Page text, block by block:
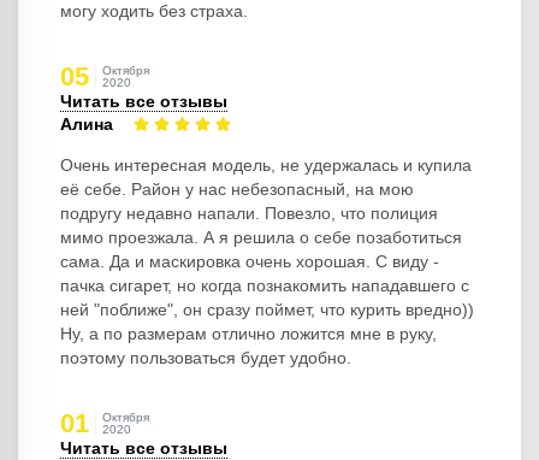
могу ходить без страха.
05
Октября
2020
Читать все отзывы
Алина
Очень интересная модель, не удержалась и купила
её себе. Район у нас небезопасный, на мою
подругу недавно напали. Повезло, что полиция
мимо проезжала. А я решила о себе позаботиться
сама. Да и маскировка очень хорошая. С виду -
пачка сигарет, но когда познакомить нападавшего с
ней "поближе", он сразу поймет, что курить вредно))
Ну, а по размерам отлично ложится мне в руку,
поэтому пользоваться будет удобно.
01
Октября
2020
Читать все отзывы